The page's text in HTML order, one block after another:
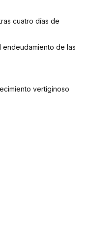
cuatro días de
de las
vertiginoso